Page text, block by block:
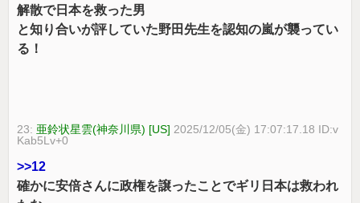
解散で日本を救った男
と知り合いが評していた野田先生を認知の嵐が襲ってい
る！
23: 亜鈴状星雲(神奈川県) [US] 2025/12/05(金) 17:07:17.18 ID:v
Kab5Lv+0
>>12
確かに安倍さんに政権を譲ったことでギリ日本は救われ